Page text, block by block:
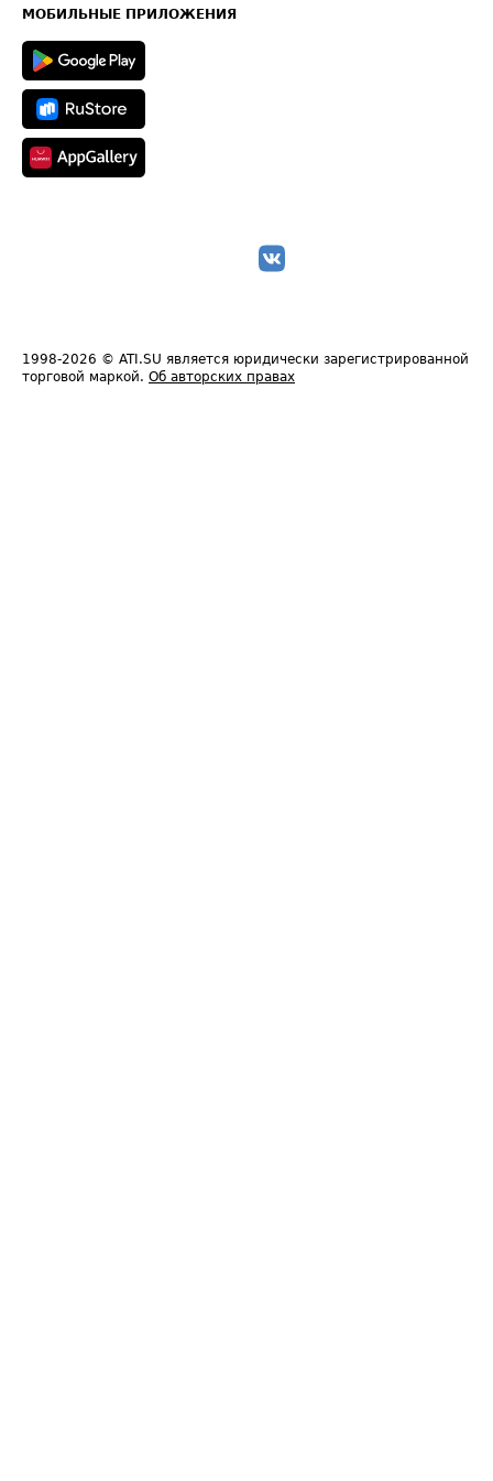
Техническая информация
МОБИЛЬНЫЕ ПРИЛОЖЕНИЯ
1998-2026 © ATI.SU является юридически зарегистрированной
торговой маркой. Об авторских правах